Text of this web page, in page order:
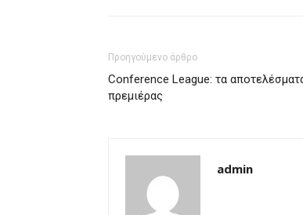
Προηγούμενο άρθρο
Conference League: τα
πρεμιέρας
admin